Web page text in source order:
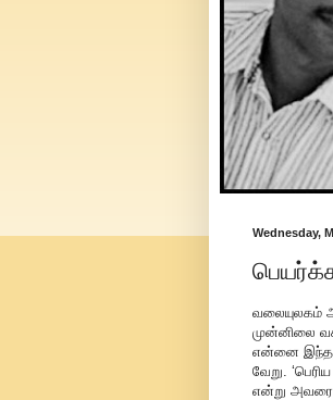
Wednesday,
வலையுலகம்
முன்னிலை
என்னை இந்தத்
வேறு.
என்று அவரை